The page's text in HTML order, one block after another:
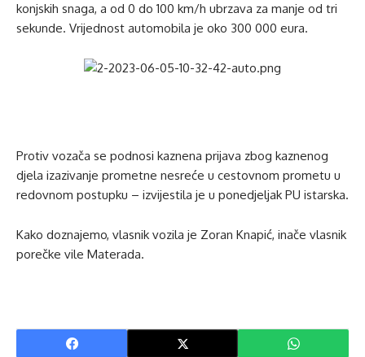
konjskih snaga, a od 0 do 100 km/h ubrzava za manje od tri
sekunde. Vrijednost automobila je oko 300 000 eura.
Protiv vozača se podnosi kaznena prijava zbog kaznenog
djela izazivanje prometne nesreće u cestovnom prometu u
redovnom postupku – izvijestila je u ponedjeljak PU istarska.
Kako doznajemo, vlasnik vozila je Zoran Knapić, inače vlasnik
porečke vile Materada.